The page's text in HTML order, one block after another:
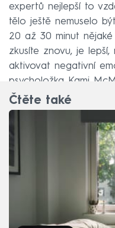
expertů nejlepší to
tělo ještě nemuselo
20 až 30 minut
zkusíte znovu, je
aktivovat negativní
psycholožka Kami
Čtěte také